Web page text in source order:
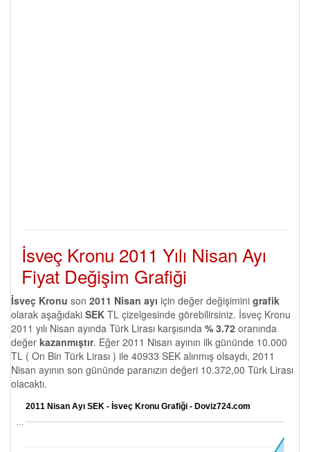
İsveç Kronu 2011 Yılı Nisan Ayı
Fiyat Değişim Grafiği
İsveç Kronu son 2011 Nisan ayı için değer değişimini grafik
olarak aşağıdaki SEK TL çizelgesinde görebilirsiniz. İsveç Kronu
2011 yılı Nisan ayında Türk Lirası karşısında % 3.72 oranında
değer kazanmıştır. Eğer 2011 Nisan ayının ilk gününde 10.000
TL ( On Bin Türk Lirası ) ile 40933 SEK alınmış olsaydı, 2011
Nisan ayının son gününde paranızın değeri 10.372,00 Türk Lirası
olacaktı.
2011 Nisan Ayı SEK - İsveç Kronu Grafiği - Doviz724.com